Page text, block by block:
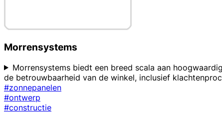
Morrensystems
Morrensystems biedt een breed scala aan
de betrouwbaarheid van de winkel, inclusief
#zonnepanelen
#ontwerp
#constructie